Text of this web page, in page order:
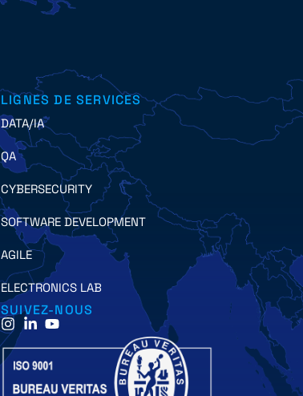
LIGNES DE SERVICES
DATA/IA
QA
CYBERSECURITY
SOFTWARE DEVELOPMENT
AGILE
ELECTRONICS LAB
SUIVEZ-NOUS